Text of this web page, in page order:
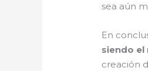
sea aún
En
siendo
creación